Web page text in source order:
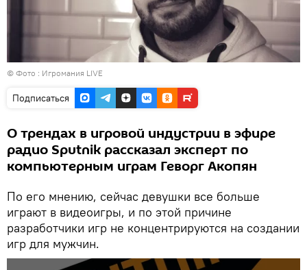
© Фото : Игромания LIVE
Подписаться
О трендах в игровой индустрии в эфире
радио Sputnik рассказал эксперт по
компьютерным играм Геворг Акопян
По его мнению, сейчас девушки все больше
играют в видеоигры, и по этой причине
разработчики игр не концентрируются на создании
игр для мужчин.